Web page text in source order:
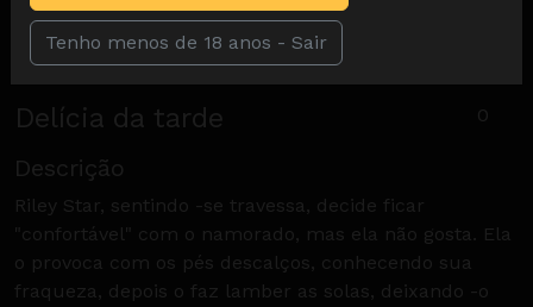
Tenho menos de 18 anos - Sair
0
Delícia da tarde
Descrição
Riley Star, sentindo -se travessa, decide ficar
"confortável" com o namorado, mas ela não gosta. Ela
o provoca com os pés descalços, conhecendo sua
fraqueza, depois o faz lamber as solas, deixando -o